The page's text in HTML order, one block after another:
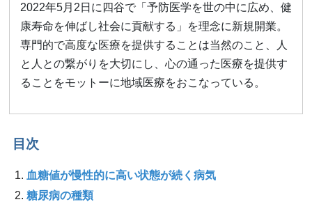
2022年5月2日に四谷で「予防医学を世の中に広め、健
康寿命を伸ばし社会に貢献する」を理念に新規開業。
専門的で高度な医療を提供することは当然のこと、人
と人との繋がりを大切にし、心の通った医療を提供す
ることをモットーに地域医療をおこなっている。
目次
血糖値が慢性的に高い状態が続く病気
糖尿病の種類